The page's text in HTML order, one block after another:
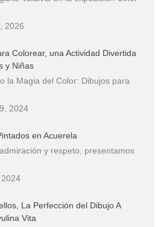
2026
Colorear, una Actividad Divertida
y Niñas
la Magia del Color: Dibujos para
2024
en Acuerela
y respeto, presentamos
La Perfección del Dibujo A
Vita